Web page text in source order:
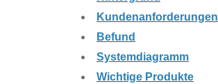
Kundenanforderungen
Befund
Systemdiagramm
Wichtige Produkte